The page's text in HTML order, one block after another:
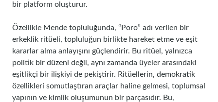
bir platform oluşturur.
Özellikle Mende topluluğunda, “Poro” adı verilen bir
erkeklik ritüeli, topluluğun birlikte hareket etme ve eşit
kararlar alma anlayışını güçlendirir. Bu ritüel, yalnızca
politik bir düzeni değil, aynı zamanda üyeler arasındaki
eşitlikçi bir ilişkiyi de pekiştirir. Ritüellerin, demokratik
özellikleri somutlaştıran araçlar haline gelmesi, toplumsal
yapının ve kimlik oluşumunun bir parçasıdır. Bu,